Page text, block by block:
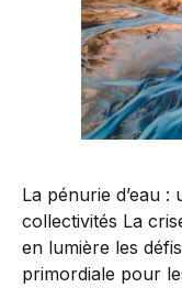
La pénurie d’eau
collectivités La
en lumière les
primordiale pour